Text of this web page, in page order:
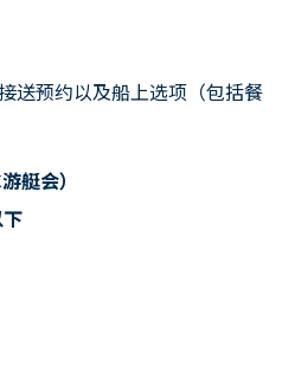
送预约以及船上选项（包括餐
艇会）